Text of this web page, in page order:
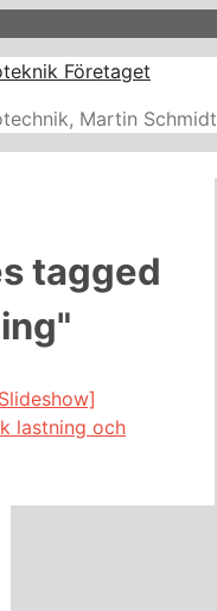
Företaget
Martin Schmidt
tagged